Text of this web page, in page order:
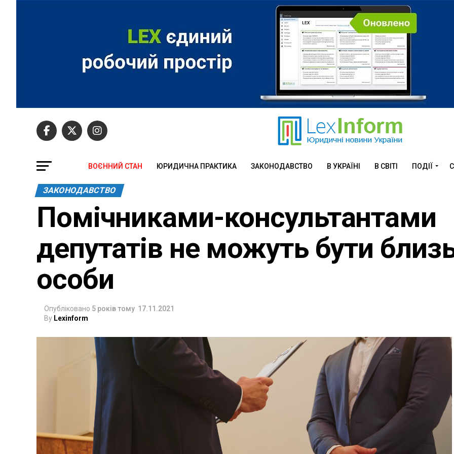
ВОЄННИЙ СТАН ЮРИДИЧНА ПРАКТИКА ЗАКОНОДАВСТВО В УКРАЇНІ В СВІТІ ПОДІЇ
ЗАКОНОДАВСТВО
Помічниками-консультантами
депутатів не можуть бути
особи
Опубліковано 5 років тому 17.11.2021
By Lexinform